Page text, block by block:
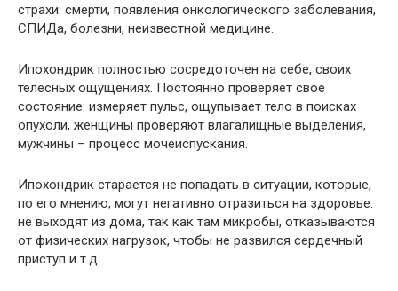
страхи: смерти, появления онкологического заболевания,
СПИДа, болезни, неизвестной медицине.
Ипохондрик полностью сосредоточен на себе, своих
телесных ощущениях. Постоянно проверяет свое
состояние: измеряет пульс, ощупывает тело в поисках
опухоли, женщины проверяют влагалищные выделения,
мужчины – процесс мочеиспускания.
Ипохондрик старается не попадать в ситуации, которые,
по его мнению, могут негативно отразиться на здоровье:
не выходят из дома, так как там микробы, отказываются
от физических нагрузок, чтобы не развился сердечный
приступ и т.д.